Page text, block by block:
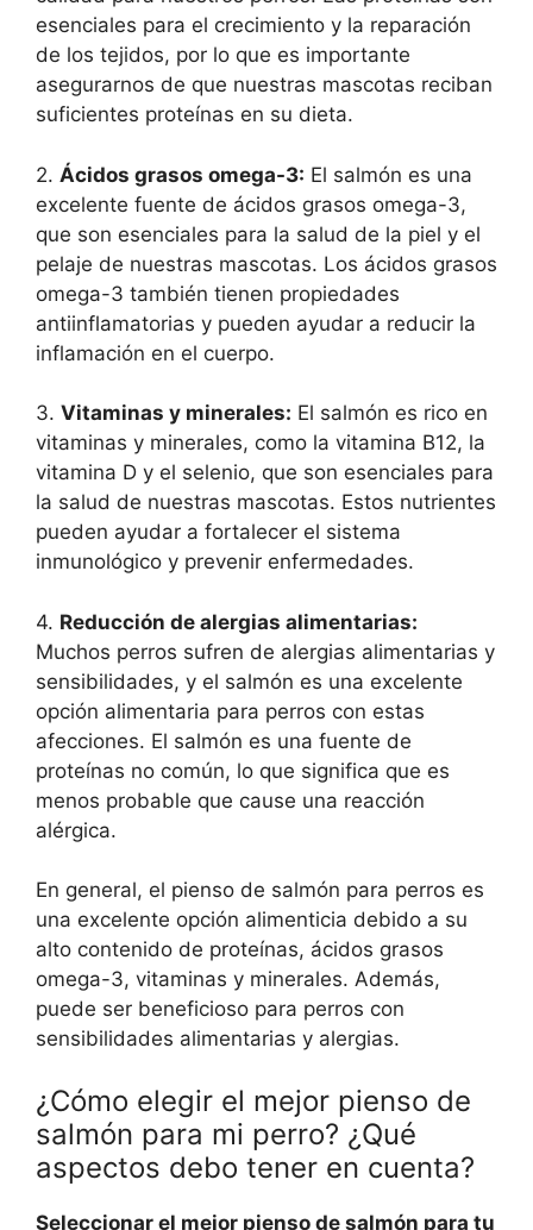
esenciales para el crecimiento y la reparación
de los tejidos, por lo que es importante
asegurarnos de que nuestras mascotas reciban
suficientes proteínas en su dieta.
2. Ácidos grasos omega-3: El salmón es una
excelente fuente de ácidos grasos omega-3,
que son esenciales para la salud de la piel y el
pelaje de nuestras mascotas. Los ácidos grasos
omega-3 también tienen propiedades
antiinflamatorias y pueden ayudar a reducir la
inflamación en el cuerpo.
3. Vitaminas y minerales: El salmón es rico en
vitaminas y minerales, como la vitamina B12, la
vitamina D y el selenio, que son esenciales para
la salud de nuestras mascotas. Estos nutrientes
pueden ayudar a fortalecer el sistema
inmunológico y prevenir enfermedades.
4. Reducción de alergias alimentarias:
Muchos perros sufren de alergias alimentarias y
sensibilidades, y el salmón es una excelente
opción alimentaria para perros con estas
afecciones. El salmón es una fuente de
proteínas no común, lo que significa que es
menos probable que cause una reacción
alérgica.
En general, el pienso de salmón para perros es
una excelente opción alimenticia debido a su
alto contenido de proteínas, ácidos grasos
omega-3, vitaminas y minerales. Además,
puede ser beneficioso para perros con
sensibilidades alimentarias y alergias.
¿Cómo elegir el mejor pienso de
salmón para mi perro? ¿Qué
aspectos debo tener en cuenta?
Seleccionar el mejor pienso de salmón para tu